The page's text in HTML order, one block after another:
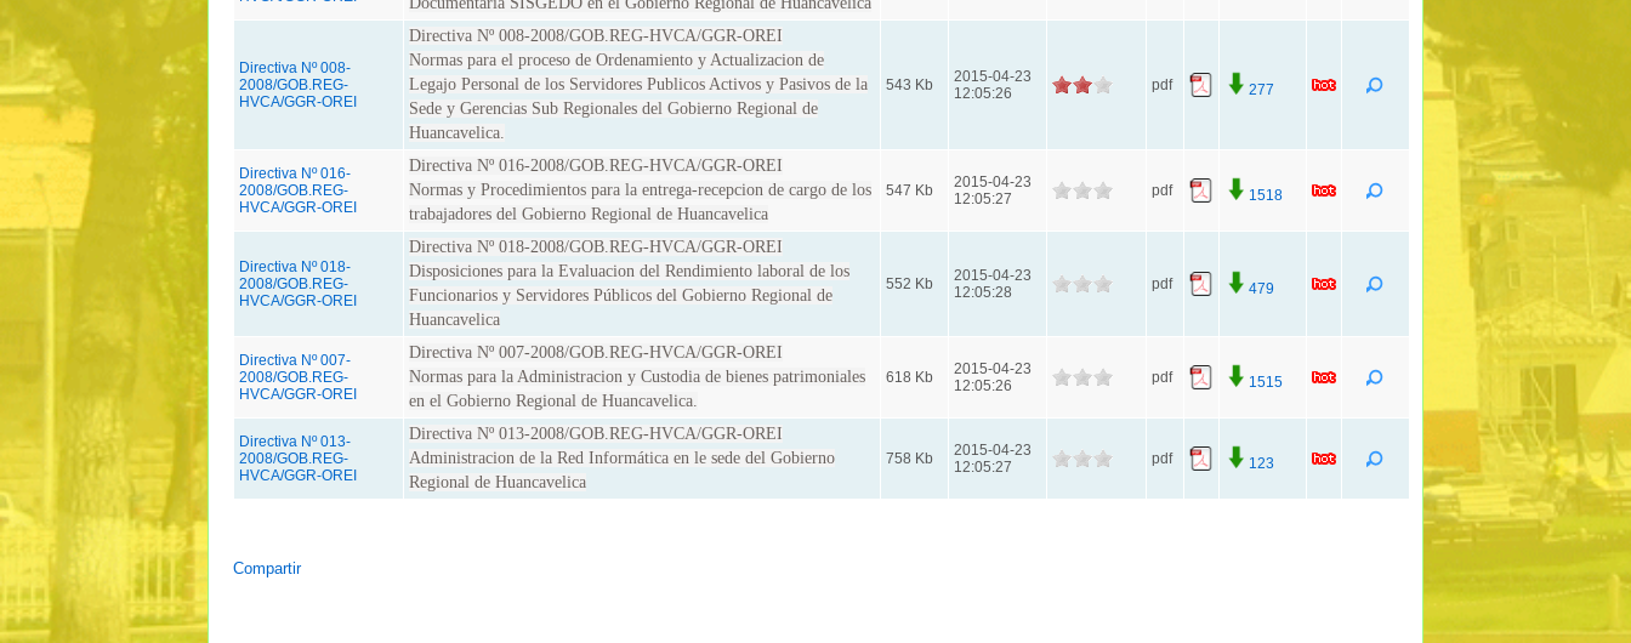
Directiva Nº 008-
2008/GOB.REG-
HVCA/GGR-OREI
Directiva Nº 008-2008/GOB.REG-HVCA/GGR-OREI
Normas para el proceso de Ordenamiento y Actualizacion de
Legajo Personal de los Servidores Publicos Activos y Pasivos de la
Sede y Gerencias Sub Regionales del Gobierno Regional de
Huancavelica.
543 Kb
2015-04-23
12:05:26
pdf 277
Directiva Nº 016-
2008/GOB.REG-
HVCA/GGR-OREI
Directiva Nº 016-2008/GOB.REG-HVCA/GGR-OREI
Normas y Procedimientos para la entrega-recepcion de cargo de los
trabajadores del Gobierno Regional de Huancavelica
547 Kb
2015-04-23
12:05:27
pdf 1518
Directiva Nº 018-
2008/GOB.REG-
HVCA/GGR-OREI
Directiva Nº 018-2008/GOB.REG-HVCA/GGR-OREI
Disposiciones para la Evaluacion del Rendimiento laboral de los
Funcionarios y Servidores Públicos del Gobierno Regional de
Huancavelica
552 Kb
2015-04-23
12:05:28
pdf 479
Directiva Nº 007-
2008/GOB.REG-
HVCA/GGR-OREI
Directiva Nº 007-2008/GOB.REG-HVCA/GGR-OREI
Normas para la Administracion y Custodia de bienes patrimoniales
en el Gobierno Regional de Huancavelica.
618 Kb
2015-04-23
12:05:26
pdf 1515
Directiva Nº 013-
2008/GOB.REG-
HVCA/GGR-OREI
Directiva Nº 013-2008/GOB.REG-HVCA/GGR-OREI
Administracion de la Red Informática en le sede del Gobierno
Regional de Huancavelica
758 Kb
2015-04-23
12:05:27
pdf 123
Compartir